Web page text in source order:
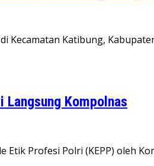
Kecamatan Katibung,
Langsung Kompolnas
Profesi Polri (KEPP) oleh